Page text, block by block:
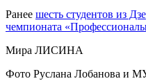
Ранее шесть студентов из
чемпионата
Мира ЛИСИНА
Фото Руслана Лобанова и